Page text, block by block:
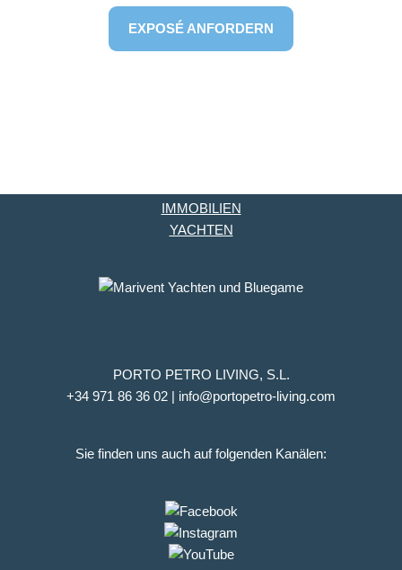
EXPOSÉ ANFORDERN
IMMOBILIEN
YACHTEN
PORTO PETRO LIVING, S.L.
+34 971 86 36 02 | info@portopetro-living.com
Sie finden uns auch auf folgenden Kanälen: